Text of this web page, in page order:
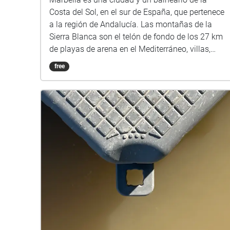
Costa del Sol, en el sur de España, que pertenece
a la región de Andalucía. Las montañas de la
Sierra Blanca son el telón de fondo de los 27 km
de playas de arena en el Mediterráneo, villas,
hoteles y campos de golf. Al oeste de la ciudad
de Marbella, la Milla Dorada de prestigiosos
puerto deportivo Banús, lleno de yates lujosos y
rodeado de tiendas de moda elegantes y bares.
free